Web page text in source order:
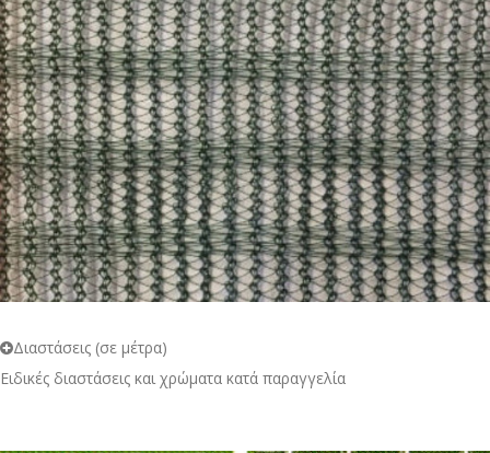
Διαστάσεις (σε μέτρα)
Ειδικές διαστάσεις και χρώματα κατά παραγγελία